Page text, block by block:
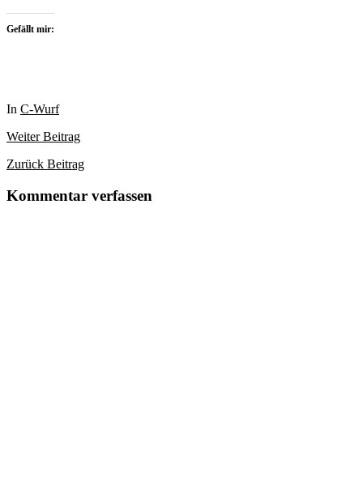
Gefällt mir:
In C-Wurf
WeiterBeitrag
Zurück Beitrag
Kommentar verfassen